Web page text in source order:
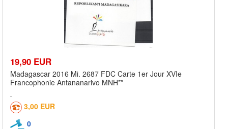
19,90 EUR
Madagascar 2016 Mi. 2687 FDC Carte 1er Jour XVIe
Francophonie Antananarivo MNH**
3,00 EUR
0